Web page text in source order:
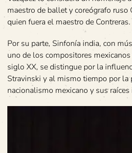
maestro de ballet y coreógrafo ruso
quien fuera el maestro de Contreras.
Por su parte, Sinfonía india, con
uno de los compositores
siglo XX, se distingue por la
Stravinski y al mismo tiempo por la
nacionalismo mexicano y sus raíces